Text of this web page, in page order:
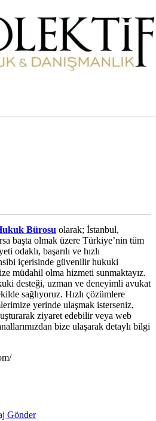
Bürosu olarak; İstanbul,
başta olmak üzere Türkiye’nin tüm
odaklı, başarılı ve hızlı
içerisinde güvenilir hukuki
müdahil olma hizmeti sunmaktayız.
desteği, uzman ve deneyimli avukat
sağlıyoruz. Hızlı çözümlere
yerinde ulaşmak isterseniz,
ziyaret edebilir veya web
bize ulaşarak detaylı bilgi
Gönder